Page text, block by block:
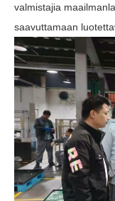
valmistajia
saavuttamaan